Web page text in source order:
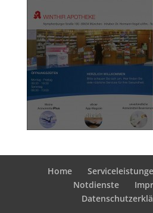
Home
Notdienste